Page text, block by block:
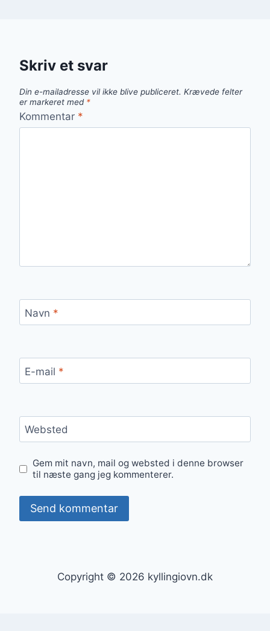
Skriv et svar
Din e-mailadresse vil ikke blive publiceret. Krævede felter
er markeret med *
Kommentar *
Navn *
E-mail *
Websted
Gem mit navn, mail og websted i denne browser
til næste gang jeg kommenterer.
Copyright © 2026 kyllingiovn.dk